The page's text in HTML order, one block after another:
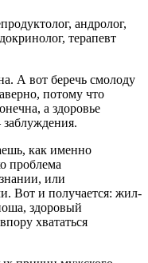
андролог,
терапевт
А вот беречь смолоду
потому что
а здоровье
как именно
проблема
или
Вот и получается: жил-
здоровый
хвататься